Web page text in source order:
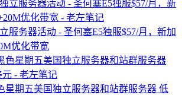
服务器活动 - 圣何塞E5独服$57/月，新加
优化带宽
星期五美国独立服务器和站群服务器 低